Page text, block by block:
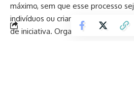
máximo, sem que esse processo
indivíduos ou criar cautela
de iniciativa. Organizações